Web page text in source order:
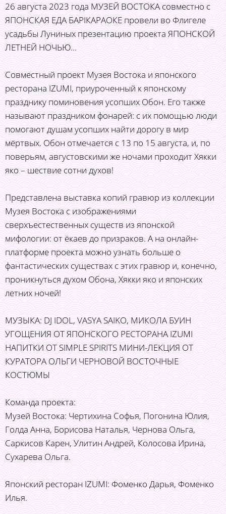
26 августа 2023 года МУЗЕЙ ВОСТОКА совместно с
ЯПОНСКАЯ ЕДА БАРІКАРАОКЕ провели во Флигеле
усадьбы Луниных презентацию проекта ЯПОНСКОЙ
ЛЕТНЕЙ НОЧЬЮ...
Совместный проект Музея Востока и японского
ресторана IZUMI, приуроченный к японскому
празднику поминовения усопших Обон. Его также
называют праздником фонарей: с их помощью люди
помогают душам усопших найти дорогу в мир
мёртвых. Обон отмечается с 13 по 15 августа, и, по
поверьям, августовскими же ночами проходит Хякки
яко – шествие сотни духов!
Представлена выставка копий гравюр из коллекции
Музея Востока с изображениями
сверхъестественных существ из японской
мифологии: от ёкаев до призраков. А на онлайн-
платформе проекта можно узнать больше о
фантастических существах с этих гравюр и, конечно,
проникнуться духом Обона, Хякки яко и японских
летних ночей!
МУЗЫКА: DJ IDOL, VASYA SAIKO, МИКОЛА БУИН
УГОЩЕНИЯ ОТ ЯПОНСКОГО РЕСТОРАНА IZUMІ
НАПИТКИ ОТ SIMPLE SPIRITS МИНИ-ЛЕКЦИЯ ОТ
КУРАТОРА ОЛЬГИ ЧЕРНОВОЙ ВОСТОЧНЫЕ
КОСТЮМЫ
Команда проекта:
Музей Востока: Чертихина Софья, Погонина Юлия,
Голда Анна, Борисова Наталья, Чернова Ольга,
Саркисов Карен, Улитин Андрей, Колосова Ирина,
Сухарева Ольга.
Японский ресторан IZUMI: Фоменко Дарья, Фоменко
Илья.